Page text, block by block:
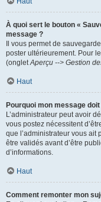
À quoi sert le bouton «
message ?
Il vous permet de
poster ultérieurement. Pour
(ongletAperçu --> Gestion
Haut
Pourquoi mon message
L’administrateur peut avoir
vous postez nécessitent
que l’administrateur vous
être validés avant d’être
d’informations.
Haut
Comment remonter mon